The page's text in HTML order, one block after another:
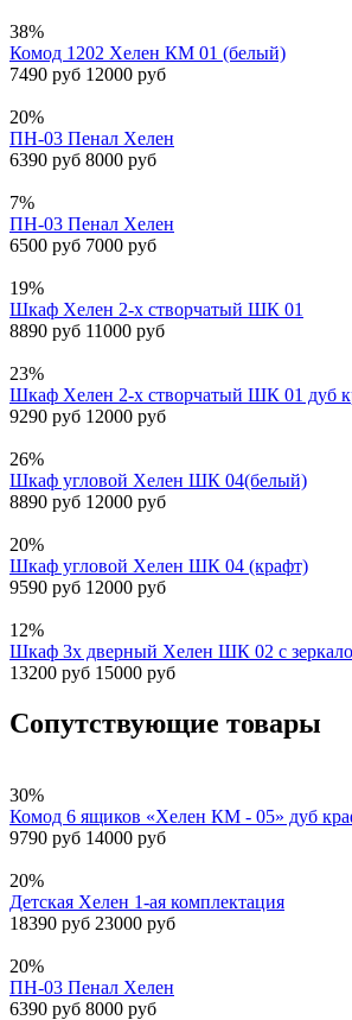
38%
Комод 1202 Хелен КМ 01 (белый)
7490 руб 12000 руб
20%
ПН-03 Пенал Хелен
6390 руб 8000 руб
7%
ПН-03 Пенал Хелен
6500 руб 7000 руб
19%
Шкаф Хелен 2-х створчатый ШК 01
8890 руб 11000 руб
23%
Шкаф Хелен 2-х створчатый ШК 01 дуб
9290 руб 12000 руб
26%
Шкаф угловой Хелен ШК 04(белый)
8890 руб 12000 руб
20%
Шкаф угловой Хелен ШК 04 (крафт)
9590 руб 12000 руб
12%
Шкаф 3х дверный Хелен ШК 02 с
13200 руб 15000 руб
Сопутствующие товары
30%
Комод 6 ящиков «Хелен КМ - 05» дуб
9790 руб 14000 руб
20%
Детская Хелен 1-ая комплектация
18390 руб 23000 руб
20%
ПН-03 Пенал Хелен
6390 руб 8000 руб